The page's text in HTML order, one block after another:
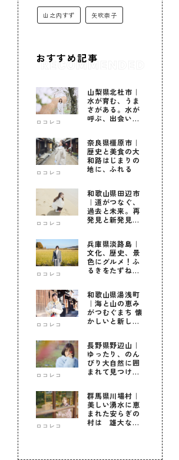
山之内すず 矢吹奈子
おすすめ記事
ロコレコ
山梨県北杜市｜
水が育む、うま
さがある。水が
呼ぶ、出会いが
ロコレコ
奈良県橿原市｜
歴史と美食の大
和路はじまりの
地に、ふれる
ロコレコ
和歌山県田辺市
｜道がつなぐ、
過去と未来。再
発見と新発見の
ロコレコ
兵庫県淡路島｜
文化、歴史、景
色にグルメ！ふ
るきをたずねて
ロコレコ
和歌山県湯浅町
｜海と山の恵み
がつむぐまち 懐
かしいと新しい
ロコレコ
長野県野辺山｜
ゆったり、のん
びり大自然に囲
まれて見つけ
ロコレコ
群馬県川場村｜
美しい湧水に恵
まれた安らぎの
村は 雄大な自